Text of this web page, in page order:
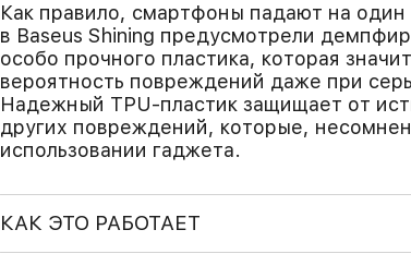
Как правило, смартфоны падают на
в Baseus Shining предусмотрели
особо прочного пластика, которая
вероятность повреждений даже при
Надежный TPU-пластик защищает от
других повреждений, которые,
использовании гаджета.
КАК ЭТО РАБОТАЕТ